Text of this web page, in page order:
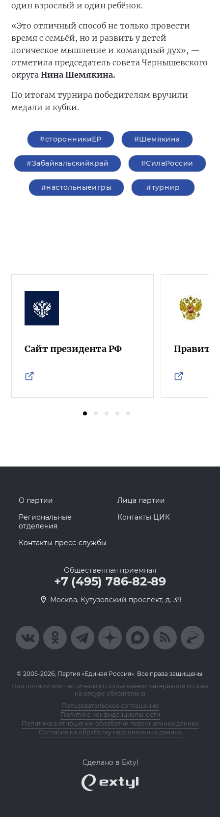
один взрослый и один ребёнок.
«Это отличный способ не только провести
время с семьёй, но и развить у детей
логическое мышление и командный дух», —
отметила председатель совета Чернышевского
округа Нина Шемякина.
По итогам турнира победителям вручили
медали и кубки.
#сторонникиЕР #Шемякина
#Забайкальскийкрай #СилаРоссии
#настольныеигры #турнир
Сайт президента РФ
О партии
Лица партии
Региональные
отделения
Контакты ЦИК
Контакты пресс-службы
Общественная приемная
+7 (495) 786-82-89
Москва, Кутузовский проспект, д. 39
© 2005-2026, Партия «Единая Россия». Все права защищены.
При полном или частичном использовании материалов ссылка
на ресурс обязательна
Пользовательское соглашение
Политика конфиденциальности
Политика в отношении обработки персональных данных
Согласие на обработку персональных данных
Сделано в Extyl